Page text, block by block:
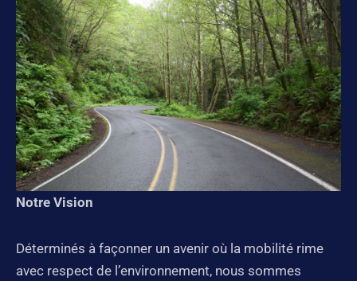
Notre Vision
Déterminés à façonner un avenir où la mobilité rime
avec respect de l’environnement, nous sommes